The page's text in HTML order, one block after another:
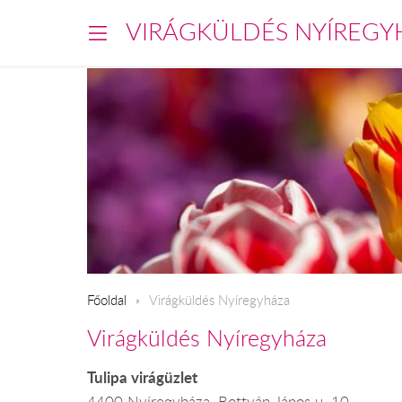
VIRÁGKÜLDÉS
Főoldal Virágküldés Nyíregyháza
Virágküldés Nyíregyháza
Tulipa virágüzlet